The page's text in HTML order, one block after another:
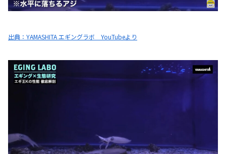
出典：YAMASHITA エギングラボ YouTubeより